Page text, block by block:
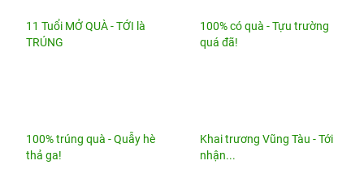
11 Tuổi MỞ QUÀ - TỚI là
TRÚNG
100% có quà - Tựu trường
quá đã!
100% trúng quà - Quẫy hè
thả ga!
Khai trương Vũng Tàu - Tới
nhận...